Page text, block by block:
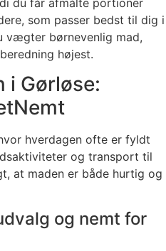
som passer bedst til dig i
vægter børnevenlig mad,
højest.
i Gørløse:
hverdagen ofte er fyldt
og transport til
at maden er både hurtig og
og nemt for